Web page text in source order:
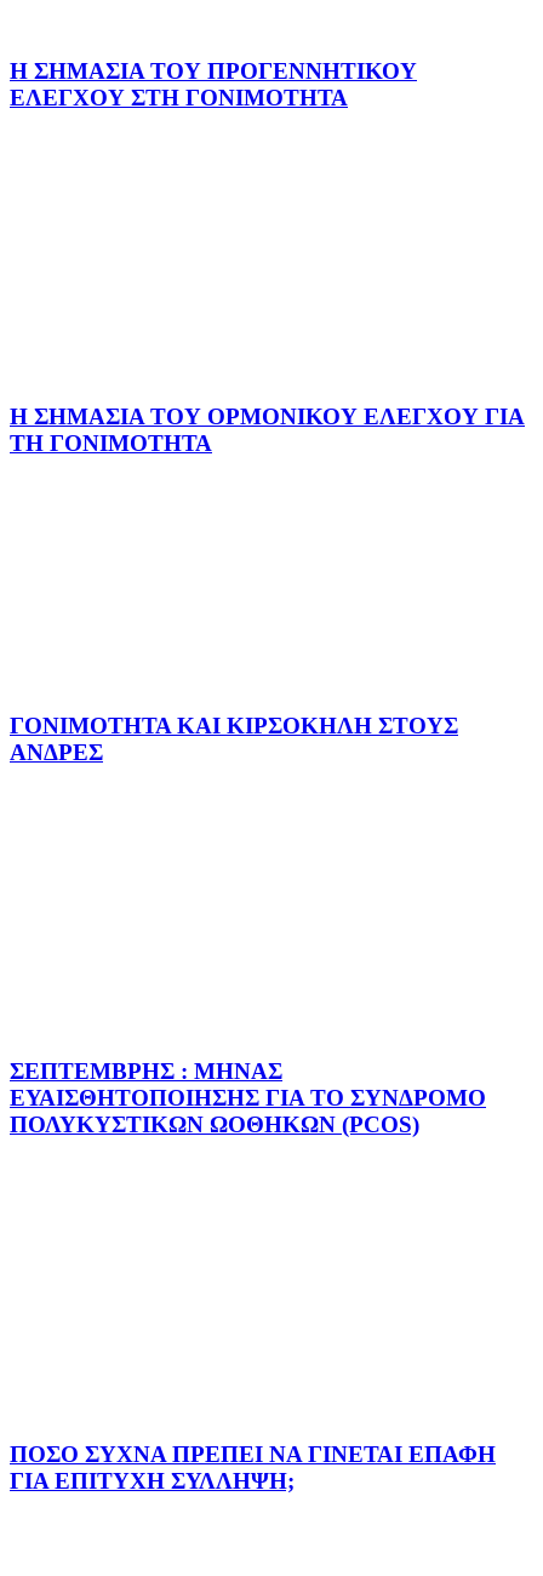
Η ΣΗΜΑΣΙΑ ΤΟΥ ΠΡΟΓΕΝΝΗΤΙΚΟΥ
ΕΛΕΓΧΟΥ ΣΤΗ ΓΟΝΙΜΟΤΗΤΑ
Η ΣΗΜΑΣΙΑ ΤΟΥ ΟΡΜΟΝΙΚΟΥ ΕΛΕΓΧΟΥ ΓΙΑ
ΤΗ ΓΟΝΙΜΟΤΗΤΑ
ΓΟΝΙΜΟΤΗΤΑ ΚΑΙ ΚΙΡΣΟΚΗΛΗ ΣΤΟΥΣ
ΑΝΔΡΕΣ
ΣΕΠΤΕΜΒΡΗΣ : ΜΗΝΑΣ
ΕΥΑΙΣΘΗΤΟΠΟΙΗΣΗΣ ΓΙΑ ΤΟ ΣΥΝΔΡΟΜΟ
ΠΟΛΥΚΥΣΤΙΚΩΝ ΩΟΘΗΚΩΝ (PCOS)
ΠΟΣΟ ΣΥΧΝΑ ΠΡΕΠΕΙ ΝΑ ΓΙΝΕΤΑΙ ΕΠΑΦΗ
ΓΙΑ ΕΠΙΤΥΧΗ ΣΥΛΛΗΨΗ;